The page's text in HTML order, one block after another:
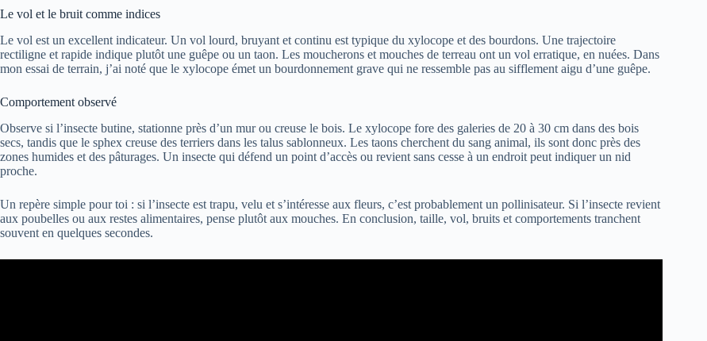
Le vol et le bruit comme indices
Le vol est un excellent indicateur. Un vol lourd, bruyant et continu est typique du xylocope et des bourdons. Une trajectoire
rectiligne et rapide indique plutôt une guêpe ou un taon. Les moucherons et mouches de terreau ont un vol erratique, en nuées. Dans
mon essai de terrain, j’ai noté que le xylocope émet un bourdonnement grave qui ne ressemble pas au sifflement aigu d’une guêpe.
Comportement observé
Observe si l’insecte butine, stationne près d’un mur ou creuse le bois. Le xylocope fore des galeries de 20 à 30 cm dans des bois
secs, tandis que le sphex creuse des terriers dans les talus sablonneux. Les taons cherchent du sang animal, ils sont donc près des
zones humides et des pâturages. Un insecte qui défend un point d’accès ou revient sans cesse à un endroit peut indiquer un nid
proche.
Un repère simple pour toi : si l’insecte est trapu, velu et s’intéresse aux fleurs, c’est probablement un pollinisateur. Si l’insecte revient
aux poubelles ou aux restes alimentaires, pense plutôt aux mouches. En conclusion, taille, vol, bruits et comportements tranchent
souvent en quelques secondes.